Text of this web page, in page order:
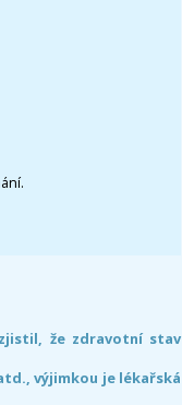
že zdravotní stav
výjimkou je lékařská